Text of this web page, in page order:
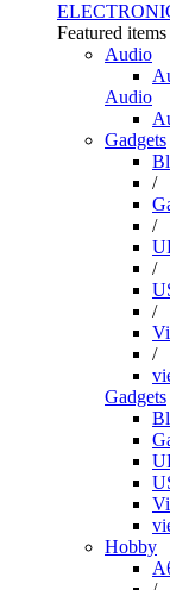
Featured items
Audio
Audio
Gadgets
/
/
/
/
/
Gadgets
Hobby